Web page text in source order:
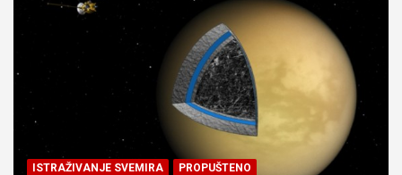
ISTRAŽIVANJE SVEMIRA PROPUŠTENO